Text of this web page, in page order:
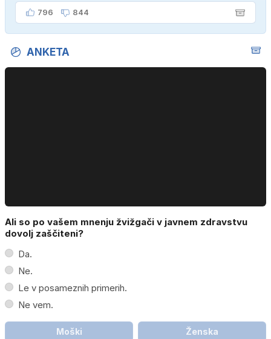
ženo poznava šele tri mesece."
796 844
ANKETA
Ali so po vašem mnenju žvižgači v javnem zdravstvu
dovolj zaščiteni?
Da.
Ne.
Le v posameznih primerih.
Ne vem.
Moški Ženska